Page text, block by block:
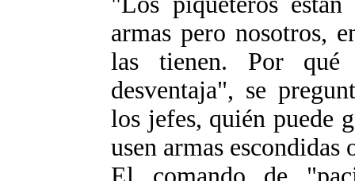
armas pero nosotros,
las tienen. Por qué
desventaja", se
los jefes, quién puede
usen armas escondidas